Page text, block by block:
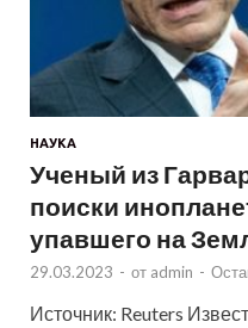
НАУКА
Ученый из
поиски
упавшего на
29.03.2023 - от admin -
Источник: Reuters